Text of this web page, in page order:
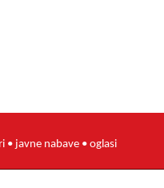
• javne nabave • oglasi